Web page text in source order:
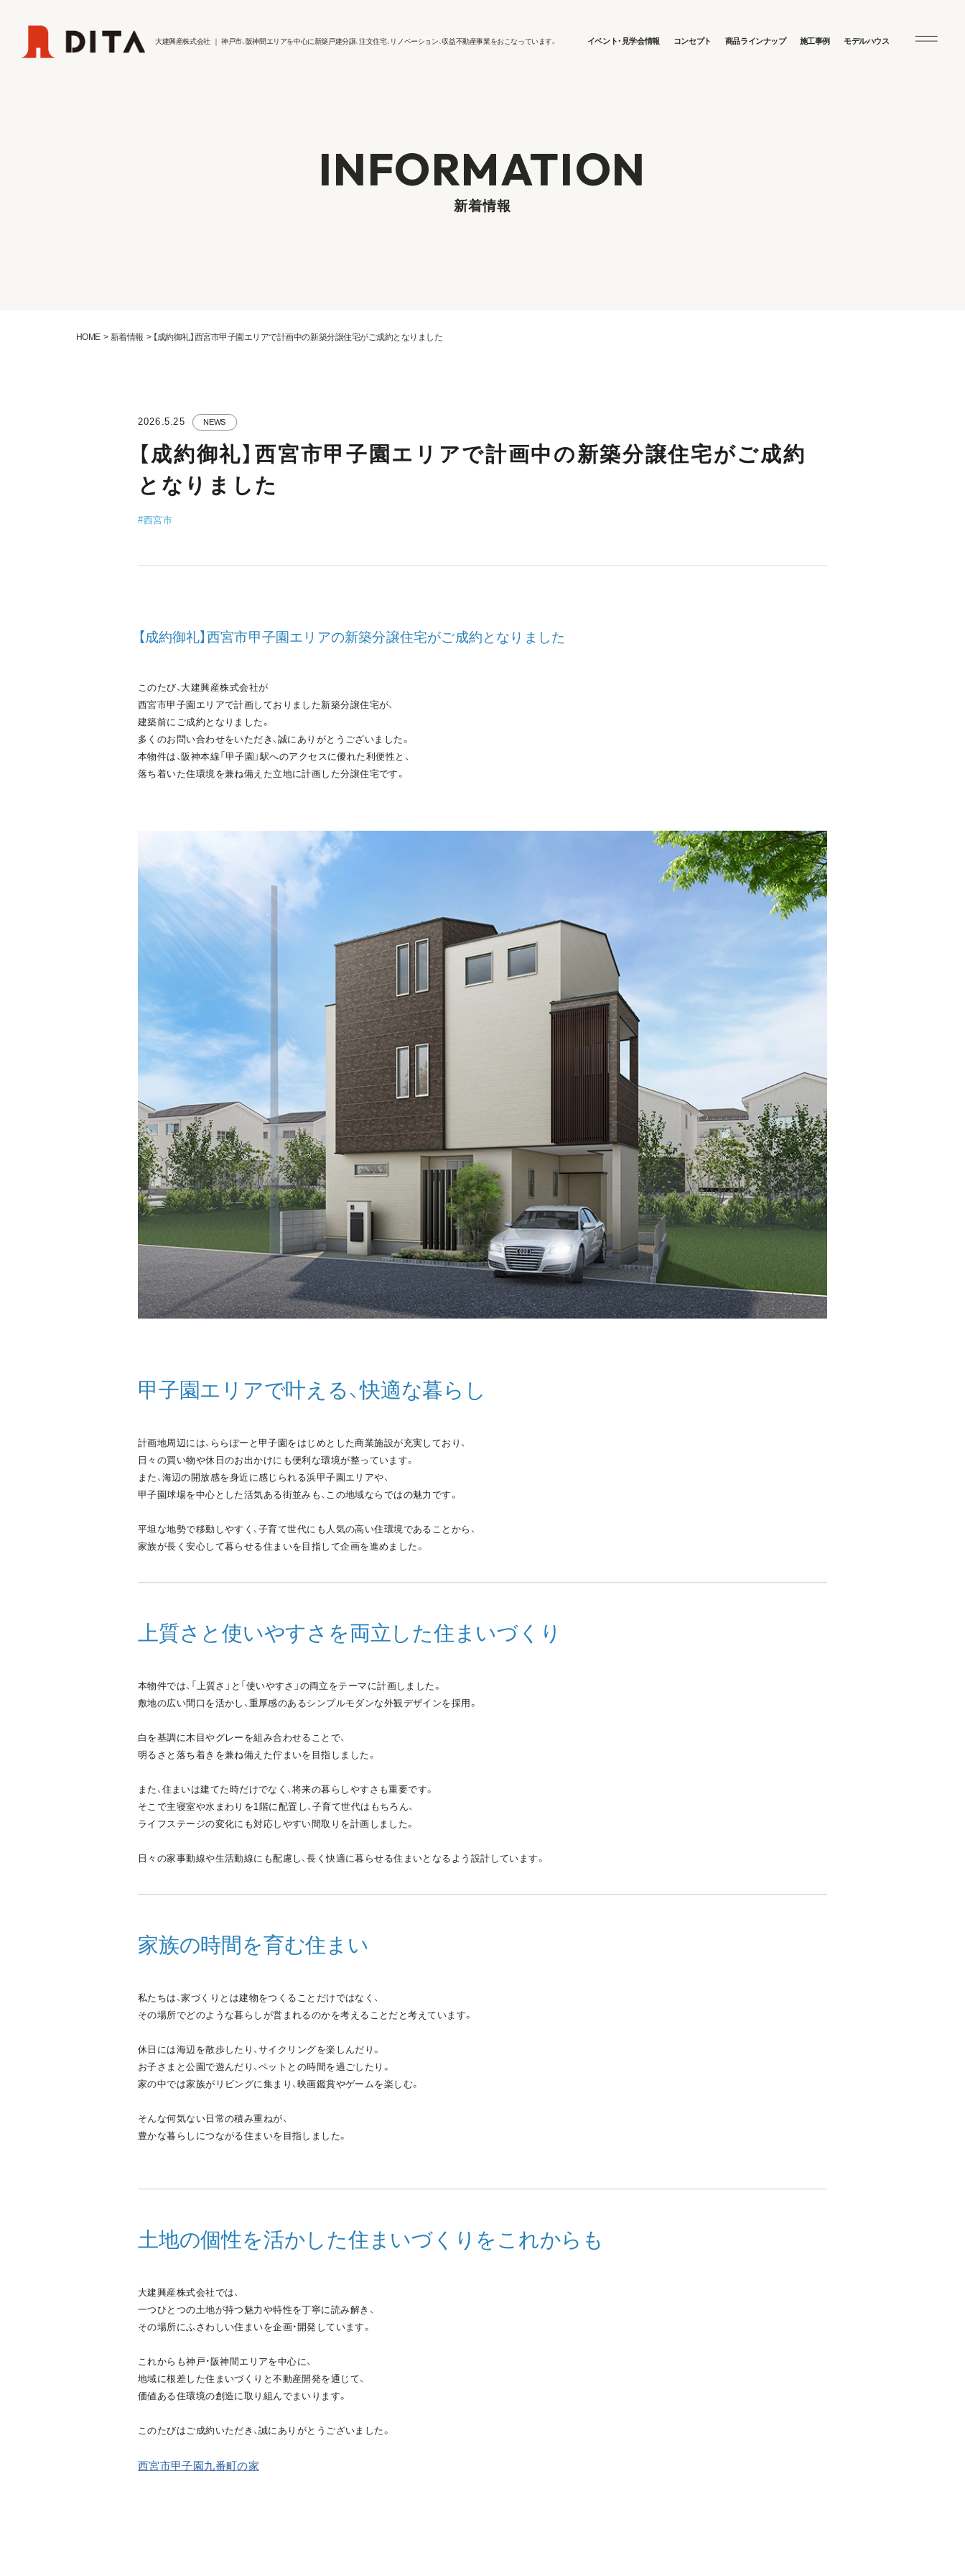
大建興産株式会社｜神戸市、阪神間エリアを中心に新築戸建分譲、注文住宅、リノベーション、収益不動産事業をおこなっています。 イベント・見学会情報 コンセプト 商品ラインナップ 施工事例 モデルハウス
INFORMATION
新着情報
HOME 新着情報 【成約御礼】西宮市甲子園エリアで計画中の新築分譲住宅がご成約となりました
2026.5.25 NEWS
【成約御礼】西宮市甲子園エリアで計画中の新築分譲住宅がご成約
となりました
#西宮市
【成約御礼】西宮市甲子園エリアの新築分譲住宅がご成約となりました
このたび、大建興産株式会社が
西宮市甲子園エリアで計画しておりました新築分譲住宅が、
建築前にご成約となりました。
多くのお問い合わせをいただき、誠にありがとうございました。
本物件は、阪神本線「甲子園」駅へのアクセスに優れた利便性と、
落ち着いた住環境を兼ね備えた立地に計画した分譲住宅です。
甲子園エリアで叶える、快適な暮らし
計画地周辺には、ららぽーと甲子園をはじめとした商業施設が充実しており、
日々の買い物や休日のお出かけにも便利な環境が整っています。
また、海辺の開放感を身近に感じられる浜甲子園エリアや、
甲子園球場を中心とした活気ある街並みも、この地域ならではの魅力です。
平坦な地勢で移動しやすく、子育て世代にも人気の高い住環境であることから、
家族が長く安心して暮らせる住まいを目指して企画を進めました。
上質さと使いやすさを両立した住まいづくり
本物件では、「上質さ」と「使いやすさ」の両立をテーマに計画しました。
敷地の広い間口を活かし、重厚感のあるシンプルモダンな外観デザインを採用。
白を基調に木目やグレーを組み合わせることで、
明るさと落ち着きを兼ね備えた佇まいを目指しました。
また、住まいは建てた時だけでなく、将来の暮らしやすさも重要です。
そこで主寝室や水まわりを1階に配置し、子育て世代はもちろん、
ライフステージの変化にも対応しやすい間取りを計画しました。
日々の家事動線や生活動線にも配慮し、長く快適に暮らせる住まいとなるよう設計しています。
家族の時間を育む住まい
私たちは、家づくりとは建物をつくることだけではなく、
その場所でどのような暮らしが営まれるのかを考えることだと考えています。
休日には海辺を散歩したり、サイクリングを楽しんだり。
お子さまと公園で遊んだり、ペットとの時間を過ごしたり。
家の中では家族がリビングに集まり、映画鑑賞やゲームを楽しむ。
そんな何気ない日常の積み重ねが、
豊かな暮らしにつながる住まいを目指しました。
土地の個性を活かした住まいづくりをこれからも
大建興産株式会社では、
一つひとつの土地が持つ魅力や特性を丁寧に読み解き、
その場所にふさわしい住まいを企画・開発しています。
これからも神戸・阪神間エリアを中心に、
地域に根差した住まいづくりと不動産開発を通じて、
価値ある住環境の創造に取り組んでまいります。
このたびはご成約いただき、誠にありがとうございました。
西宮市甲子園九番町の家